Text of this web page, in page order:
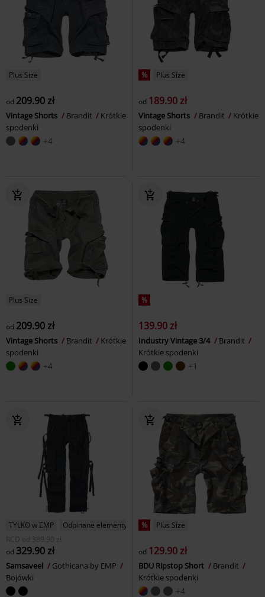
Plus Size
od 209.90 zł
Vintage Shorts Brandit
Krótkie
spodenki
+4
% Plus Size
od 189.90 zł
Vintage Shorts Brandit
Krótkie
spodenki
+4
Plus Size
od 209.90 zł
Vintage Shorts Brandit
Krótkie
spodenki
+4
%
139.90 zł
Industry Vintage 3/4
Brandit
Krótkie spodenki
+1
TYLKO w EMP
Odpinane elementy
RCD
od 389.90 zł
od 329.90 zł
Samsaveel
Gothicana by EMP
Bojówki
% Plus Size
od 129.90 zł
BDU Ripstop Short
Brandit
Krótkie spodenki
+4